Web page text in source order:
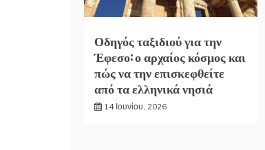
Οδηγός ταξιδιού για την
Έφεσο: ο αρχαίος κόσμος και
πώς να την επισκεφθείτε
από τα ελληνικά νησιά
14 Ιουνίου, 2026